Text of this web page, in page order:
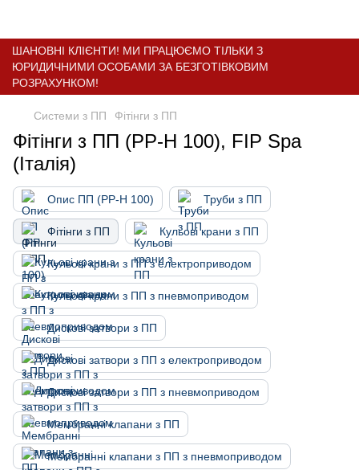
ШАНОВНІ КЛІЄНТИ! МИ ПРАЦЮЄМО ТІЛЬКИ З
ЮРИДИЧНИМИ ОСОБАМИ ЗА БЕЗГОТІВКОВИМ
РОЗРАХУНКОМ!
Системи з ПП Фітінги з ПП
Фітінги з ПП (PP-H 100), FIP Spa
(Італія)
Опис ПП (PP-H 100) Труби з ПП
Фітінги з ПП Кульові крани з ПП
Кульові крани з ПП з електроприводом
Кульові крани з ПП з пневмоприводом
Дискові затвори з ПП
Дискові затвори з ПП з електроприводом
Дискові затвори з ПП з пневмоприводом
Мембранні клапани з ПП
Мембранні клапани з ПП з пневмоприводом